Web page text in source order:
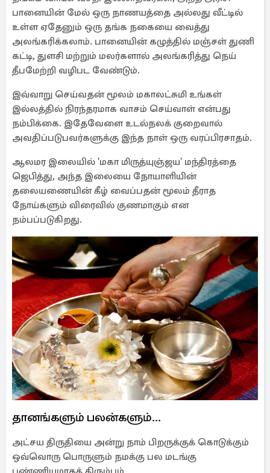
பானையின் மேல் ஒரு நாணயத்தை அல்லது வீட்டில்
உள்ள ஏதேனும் ஒரு தங்க நகையை வைத்து
அலங்கரிக்கலாம். பானையின் கழுத்தில் மஞ்சள் துணி
கட்டி, துளசி மற்றும் மலர்களால் அலங்கரித்து நெய்
தீபமேற்றி வழிபட வேண்டும்.
இவ்வாறு செய்வதன் மூலம் மகாலட்சுமி உங்கள்
இல்லத்தில் நிரந்தரமாக வாசம் செய்வாள் என்பது
நம்பிக்கை. இதேவேளை உடல்நலக் குறைவால்
அவதிப்படுபவர்களுக்கு இந்த நாள் ஒரு வரப்பிரசாதம்.
ஆலமர இலையில் 'மகா மிருத்யுஞ்ஜய' மந்திரத்தை
ஜெபித்து, அந்த இலையை நோயாளியின்
தலையணையின் கீழ் வைப்பதன் மூலம் தீராத
நோய்களும் விரைவில் குணமாகும் என
நம்பப்படுகிறது.
தானங்களும் பலன்களும்...
அட்சய திருதியை அன்று நாம் பிறருக்குக் கொடுக்கும்
ஒவ்வொரு பொருளும் நமக்கு பல மடங்கு